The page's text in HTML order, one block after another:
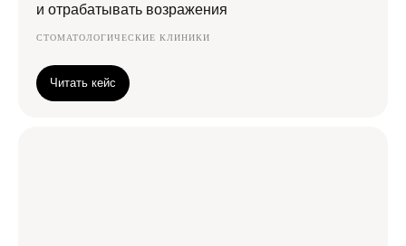
и отрабатывать возражения
СТОМАТОЛОГИЧЕСКИЕ КЛИНИКИ
Читать кейс